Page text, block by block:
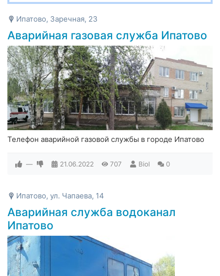
Ипатово, Заречная, 23
Аварийная газовая служба Ипатово
Телефон аварийной газовой службы в городе Ипатово
— 21.06.2022 707 Biol 0
Ипатово, ул. Чапаева, 14
Аварийная служба водоканал
Ипатово